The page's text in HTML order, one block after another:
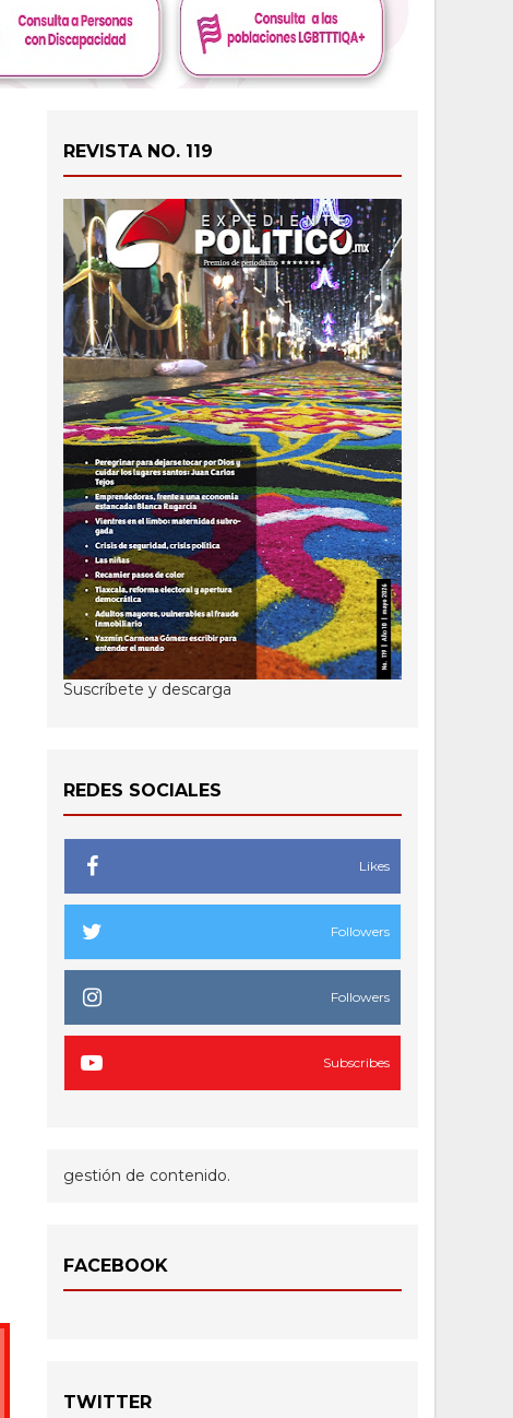
REVISTA NO. 119
Suscríbete y descarga
REDES SOCIALES
Likes
Followers
Followers
Subscribes
gestión de contenido.
FACEBOOK
TWITTER